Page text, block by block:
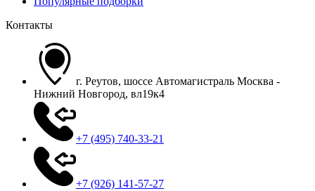
Контакты
г. Реутов, шоссе Автомагистраль Москва -
Нижний Новгород, вл19к4
+7 (495) 740-33-21
+7 (926) 141-57-27